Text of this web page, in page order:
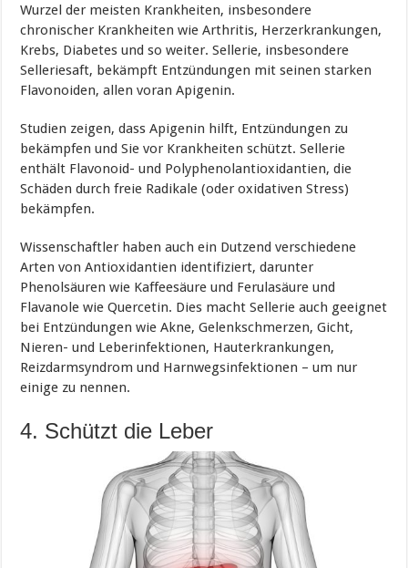
Wurzel der meisten Krankheiten, insbesondere
chronischer Krankheiten wie Arthritis, Herzerkrankungen,
Krebs, Diabetes und so weiter. Sellerie, insbesondere
Selleriesaft, bekämpft Entzündungen mit seinen starken
Flavonoiden, allen voran Apigenin.
Studien zeigen, dass Apigenin hilft, Entzündungen zu
bekämpfen und Sie vor Krankheiten schützt. Sellerie
enthält Flavonoid- und Polyphenolantioxidantien, die
Schäden durch freie Radikale (oder oxidativen Stress)
bekämpfen.
Wissenschaftler haben auch ein Dutzend verschiedene
Arten von Antioxidantien identifiziert, darunter
Phenolsäuren wie Kaffeesäure und Ferulasäure und
Flavanole wie Quercetin. Dies macht Sellerie auch geeignet
bei Entzündungen wie Akne, Gelenkschmerzen, Gicht,
Nieren- und Leberinfektionen, Hauterkrankungen,
Reizdarmsyndrom und Harnwegsinfektionen – um nur
einige zu nennen.
4. Schützt die Leber